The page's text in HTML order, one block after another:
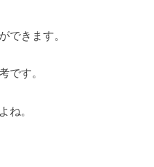
できます。
です。
ね。